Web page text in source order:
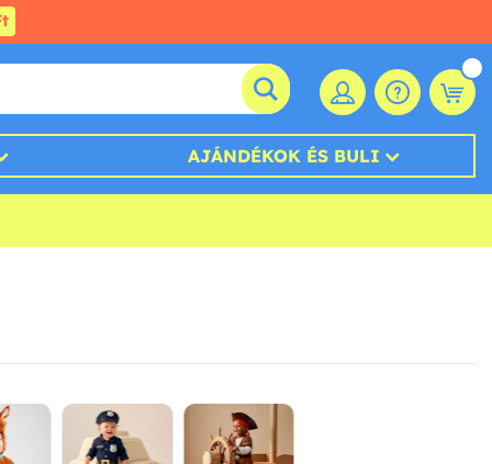
AJÁNDÉKOK ÉS BULI